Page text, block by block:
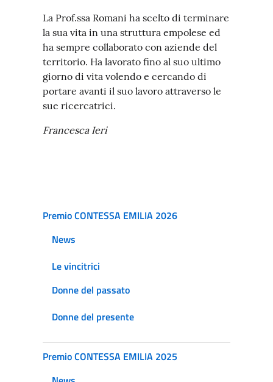
La Prof.ssa Romani ha scelto di terminare
la sua vita in una struttura empolese ed
ha sempre collaborato con aziende del
territorio. Ha lavorato fino al suo ultimo
giorno di vita volendo e cercando di
portare avanti il suo lavoro attraverso le
sue ricercatrici.
Francesca Ieri
Premio CONTESSA EMILIA 2026
News
Le vincitrici
Donne del passato
Donne del presente
Premio CONTESSA EMILIA 2025